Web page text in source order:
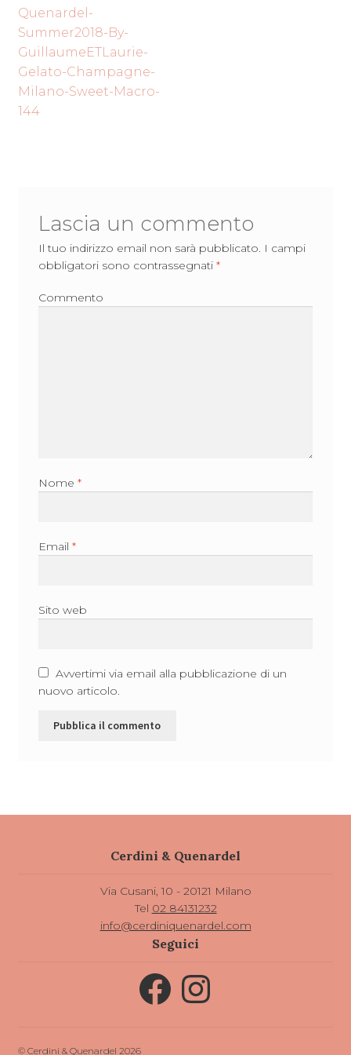
articoli
precedente:
Quenardel-
Summer2018-By-
GuillaumeETLaurie-
Gelato-Champagne-
Milano-Sweet-Macro-
144
Lascia un commento
Il tuo indirizzo email non sarà pubblicato. I campi
obbligatori sono contrassegnati *
Commento
Nome *
Email *
Sito web
Avvertimi via email alla pubblicazione di un
nuovo articolo.
Cerdini & Quenardel
Via Cusani, 10 - 20121 Milano
Tel 02 84131232
info@cerdiniquenardel.com
Seguici
FacebookInstagram
© Cerdini & Quenardel 2026